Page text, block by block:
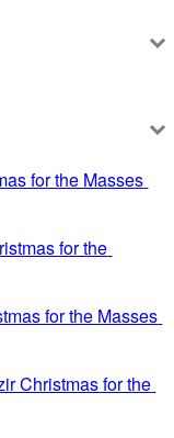
for the Masses
for the
for the Masses
Christmas for the